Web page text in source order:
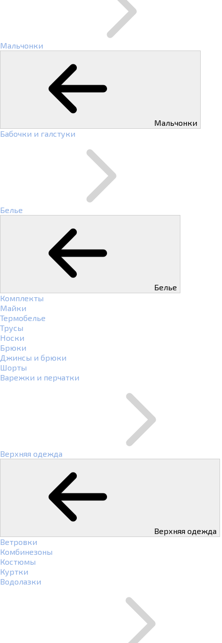
Мальчонки
Мальчонки
Бабочки и галстуки
Белье
Белье
Комплекты
Майки
Термобелье
Трусы
Носки
Брюки
Джинсы и брюки
Шорты
Варежки и перчатки
Верхняя одежда
Верхняя одежда
Ветровки
Комбинезоны
Костюмы
Куртки
Водолазки